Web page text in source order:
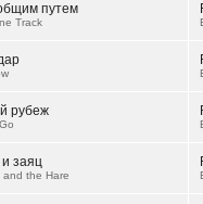
путем
Track
рубеж
заяц
and the Hare